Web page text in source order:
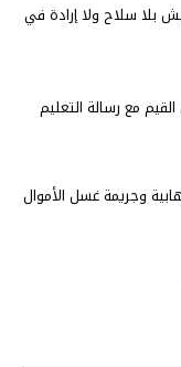
بلا سلاح ولا إرادة في
مع رسالة التعليم
وجريمة غسل الأموال